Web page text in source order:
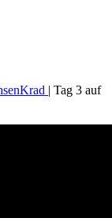
| Tag 3 auf